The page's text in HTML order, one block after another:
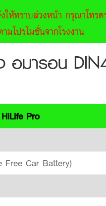
ห้ทราบล่วงหน้า กรุณาโทรต
โปรโมชั่นจากโรงงาน
อมารอน
Pro
Free Car Battery)